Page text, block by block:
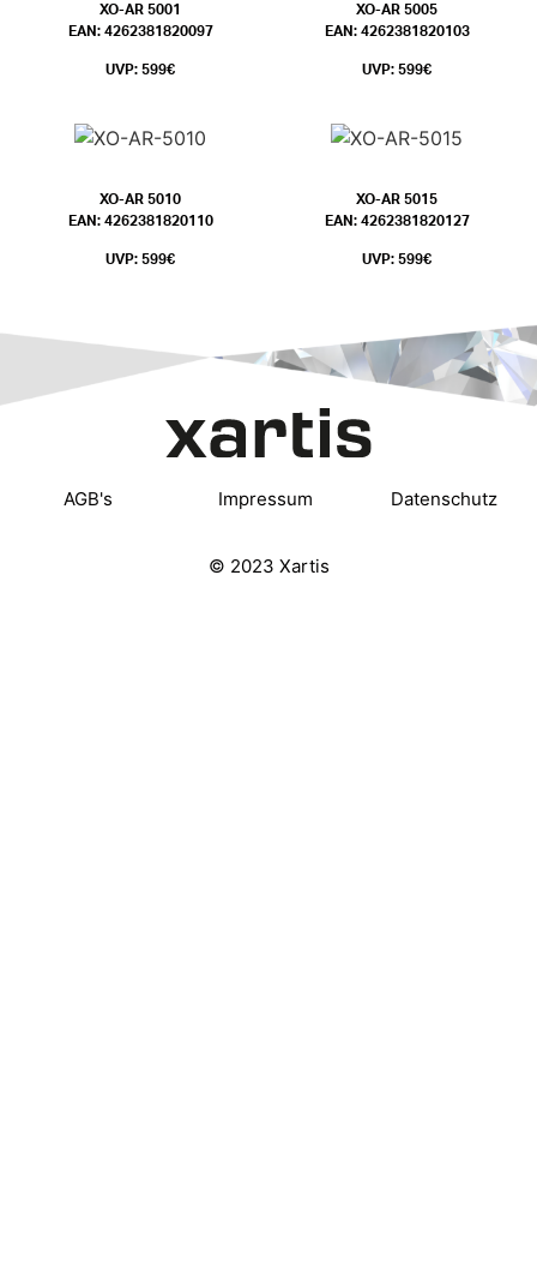
XO-AR 5001
EAN: 4262381820097
UVP: 599€
XO-AR 5005
EAN: 4262381820103
UVP: 599€
XO-AR 5010
EAN: 4262381820110
UVP: 599€
XO-AR 5015
EAN: 4262381820127
UVP: 599€
AGB's Impressum Datenschutz
© 2023 Xartis